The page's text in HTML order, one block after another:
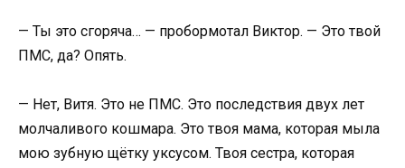
— Ты это сгоряча… — пробормотал Виктор. — Это твой
ПМС, да? Опять.
— Нет, Витя. Это не ПМС. Это последствия двух лет
молчаливого кошмара. Это твоя мама, которая мыла
мою зубную щётку уксусом. Твоя сестра, которая